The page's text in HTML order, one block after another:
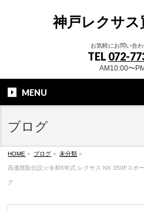
神戸レクサス
お気軽にお問い合
TEL 072-
AM10:00〜
MENU
ブログ
HOME » ブログ » 未分類 »
高価買取伝説☆令和5年式 レクサス NX 350Fスポ
ク